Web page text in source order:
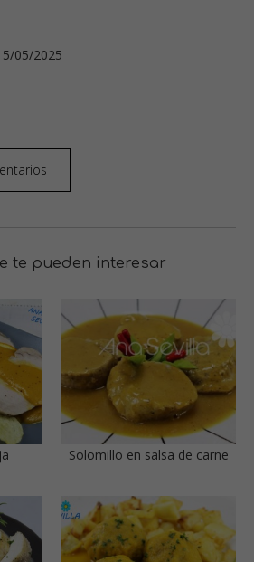
05/2025
te pueden interesar
Solomillo en salsa de carne